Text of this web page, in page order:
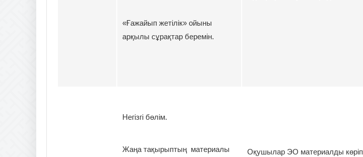
«Ғажайып жетілік» ойыны
арқылы сұрақтар беремін.
Негізгі бөлім.
Жаңа тақырыптың материалы
Оқушылар ЭО материалды көріп